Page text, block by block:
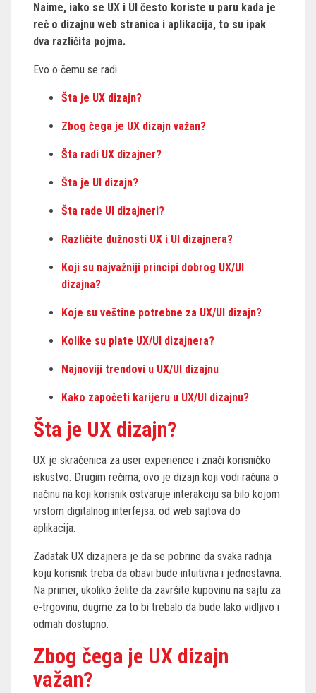
Naime, iako se UX i UI često koriste u paru kada je
reč o dizajnu web stranica i aplikacija, to su ipak
dva različita pojma.
Evo o čemu se radi.
Šta je UX dizajn?
Zbog čega je UX dizajn važan?
Šta radi UX dizajner?
Šta je UI dizajn?
Šta rade UI dizajneri?
Različite dužnosti UX i UI dizajnera?
Koji su najvažniji principi dobrog UX/UI
dizajna?
Koje su veštine potrebne za UX/UI dizajn?
Kolike su plate UX/UI dizajnera?
Najnoviji trendovi u UX/UI dizajnu
Kako započeti karijeru u UX/UI dizajnu?
Šta je UX dizajn?
UX je skraćenica za user experience i znači korisničko
iskustvo. Drugim rečima, ovo je dizajn koji vodi računa o
načinu na koji korisnik ostvaruje interakciju sa bilo kojom
vrstom digitalnog interfejsa: od web sajtova do
aplikacija.
Zadatak UX dizajnera je da se pobrine da svaka radnja
koju korisnik treba da obavi bude intuitivna i jednostavna.
Na primer, ukoliko želite da završite kupovinu na sajtu za
e-trgovinu, dugme za to bi trebalo da bude lako vidljivo i
odmah dostupno.
Zbog čega je UX dizajn
važan?